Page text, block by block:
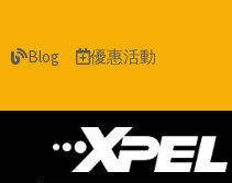
Blog 優惠活動